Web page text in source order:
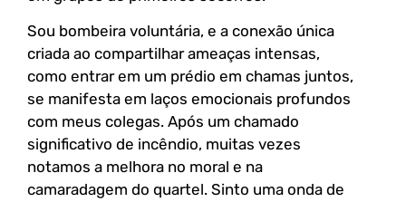
Sou bombeira voluntária, e a conexão única
criada ao compartilhar ameaças intensas,
como entrar em um prédio em chamas juntos,
se manifesta em laços emocionais profundos
com meus colegas. Após um chamado
significativo de incêndio, muitas vezes
notamos a melhora no moral e na
camaradagem do quartel. Sinto uma onda de